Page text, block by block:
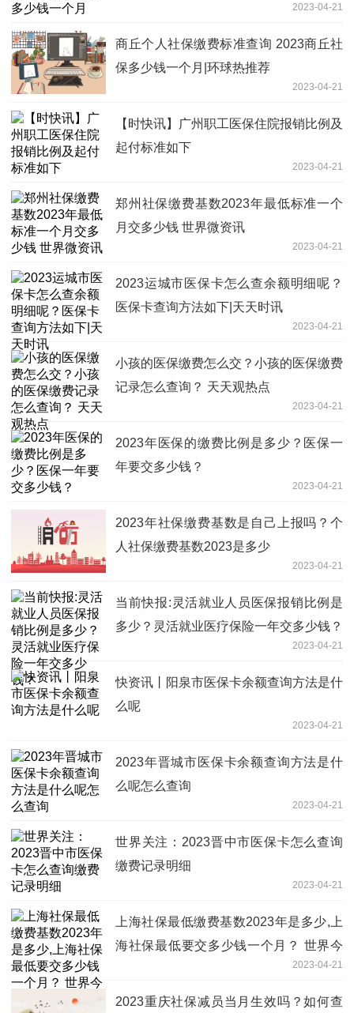
2023-04-21
商丘个人社保缴费标准查询 2023商丘社
保多少钱一个月|环球热推荐
2023-04-21
【时快讯】广州职工医保住院报销比例及
起付标准如下
2023-04-21
郑州社保缴费基数2023年最低标准一个
月交多少钱 世界微资讯
2023-04-21
2023运城市医保卡怎么查余额明细呢？
医保卡查询方法如下|天天时讯
2023-04-21
小孩的医保缴费怎么交？小孩的医保缴费
记录怎么查询？ 天天观热点
2023-04-21
2023年医保的缴费比例是多少？医保一
年要交多少钱？
2023-04-21
2023年社保缴费基数是自己上报吗？个
人社保缴费基数2023是多少
2023-04-21
当前快报:灵活就业人员医保报销比例是
多少？灵活就业医疗保险一年交多少钱？
2023-04-21
快资讯丨阳泉市医保卡余额查询方法是什
么呢
2023-04-21
2023年晋城市医保卡余额查询方法是什
么呢怎么查询
2023-04-21
世界关注：2023晋中市医保卡怎么查询
缴费记录明细
2023-04-21
上海社保最低缴费基数2023年是多少,上
海社保最低要交多少钱一个月？ 世界今
2023-04-21
2023重庆社保减员当月生效吗？如何查